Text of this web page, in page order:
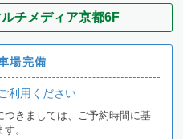
チメディア京都6F
場完備
利用ください
つきましては、ご予約時間に基
。